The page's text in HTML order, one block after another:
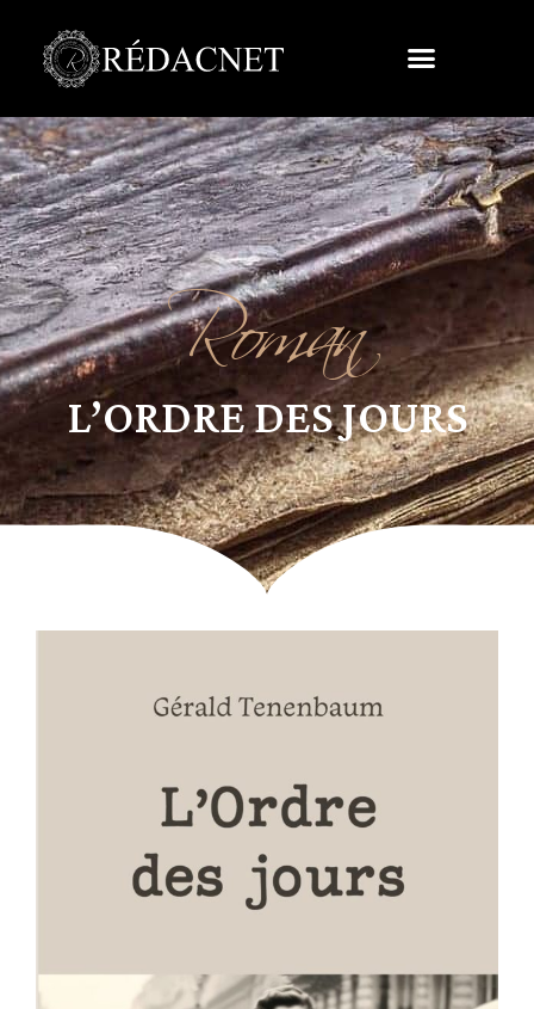
Roman
L’ORDRE DES JOURS